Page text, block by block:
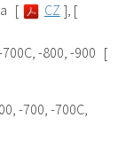
[
CZ ], [
-800, -900 [
-700, -700C,